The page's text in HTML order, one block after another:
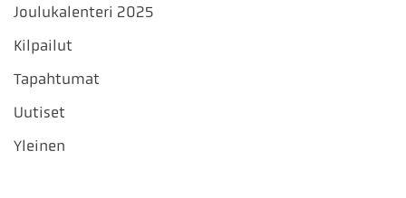
Joulukalenteri 2025
Kilpailut
Tapahtumat
Uutiset
Yleinen